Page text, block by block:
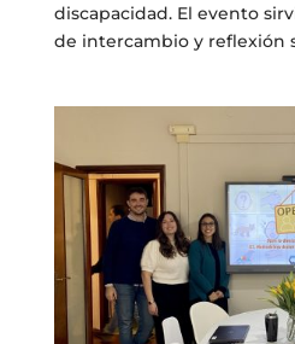
discapacidad. El evento
de intercambio y reflexión